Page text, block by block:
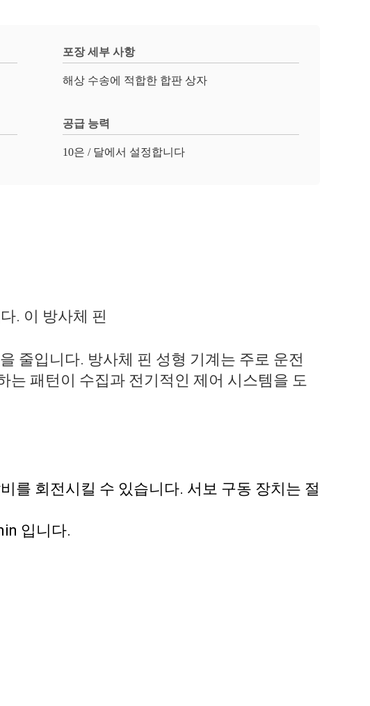
포장 세부 사항
해상 수송에 적합한 합판 상자
공급 능력
10은 / 달에서 설정합니다
. 이 방사체 핀
줄입니다. 방사체 핀 성형 기계는 주로 운전
는 패턴이 수집과 전기적인 제어 시스템을 도
를 회전시킬 수 있습니다. 서보 구동 장치는 절
입니다.